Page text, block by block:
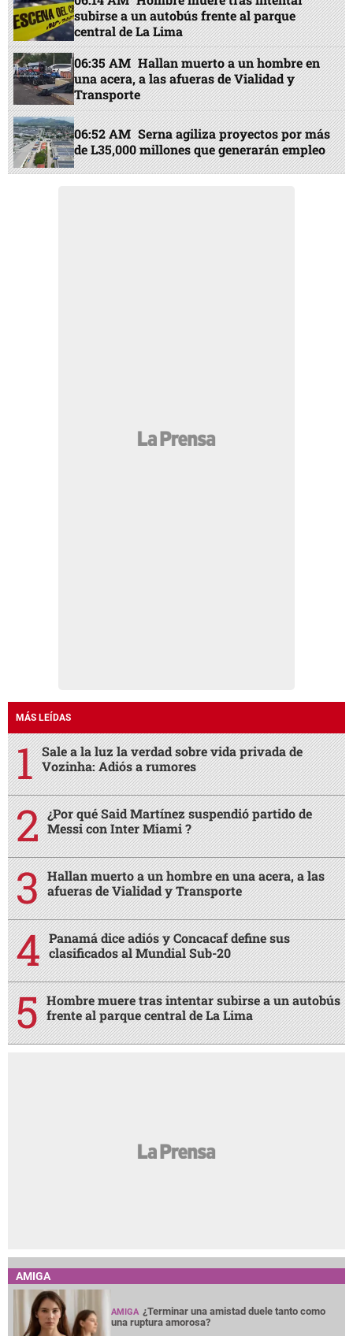
subirse a un autobús frente al parque
central de La Lima
06:35 AM Hallan muerto a un hombre en
una acera, a las afueras de Vialidad y
Transporte
06:52 AM Serna agiliza proyectos por más
de L35,000 millones que generarán empleo
MÁS LEÍDAS
Sale a la luz la verdad sobre vida privada de
Vozinha: Adiós a rumores
¿Por qué Said Martínez suspendió partido de
Messi con Inter Miami ?
Hallan muerto a un hombre en una acera, a las
afueras de Vialidad y Transporte
Panamá dice adiós y Concacaf define sus
clasificados al Mundial Sub-20
Hombre muere tras intentar subirse a un autobús
frente al parque central de La Lima
AMIGA
AMIGA ¿Terminar una amistad duele tanto como
una ruptura amorosa?